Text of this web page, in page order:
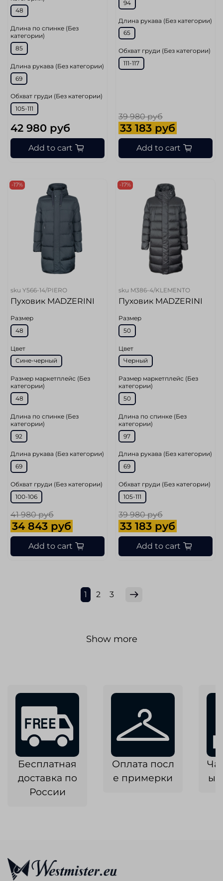
48
Длина по спинке (Без
категории)
85
Длина рукава (Без категории)
69
Обхват груди (Без категории)
105-111
42 980 руб
Add to cart
94
Длина рукава (Без категории)
65
Обхват груди (Без категории)
111-117
39 980 руб
33 183 руб
Add to cart
-17%
sku Y566-14/PIERO
Пуховик MADZERINI
Размер
48
Цвет
Сине-черный
Размер маркетплейс (Без
категории)
48
Длина по спинке (Без
категории)
92
Длина рукава (Без категории)
69
Обхват груди (Без категории)
100-106
41 980 руб
34 843 руб
Add to cart
-17%
sku M386-4/KLEMENTO
Пуховик MADZERINI
Размер
50
Цвет
Черный
Размер маркетплейс (Без
категории)
50
Длина по спинке (Без
категории)
97
Длина рукава (Без категории)
69
Обхват груди (Без категории)
105-111
39 980 руб
33 183 руб
Add to cart
1 2 3
Show more
Бесплатная
доставка по
России
Оплата посл
е примерки